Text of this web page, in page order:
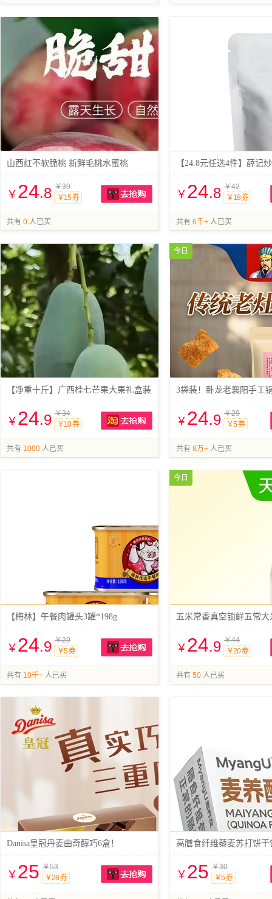
山西红不软脆桃 新鲜毛桃水蜜桃
￥ 24.8 ￥39
￥15 券
共有 0 人已买
【24.8元任选4件】薛记
￥ 24.8 ￥42
￥18 券
共有 6千+ 人已买
【净重十斤】广西桂七芒果大果礼盒装
￥ 24.9 ￥34
￥10 券
共有 1000 人已买
3袋装！卧龙老襄阳手工
今日
￥ 24.9 ￥29
￥5 券
共有 8万+ 人已买
【梅林】午餐肉罐头3罐*198g
￥ 24.9 ￥29
￥5 券
共有 10千+ 人已买
五米常香真空锁鲜五常大
今日
￥ 24.9 ￥44
￥20 券
共有 50 人已买
Danisa皇冠丹麦曲奇醇巧6盒！
￥ 25 ￥53
￥28 券
高膳食纤维藜麦苏打饼干
￥ 25 ￥30
￥5 券